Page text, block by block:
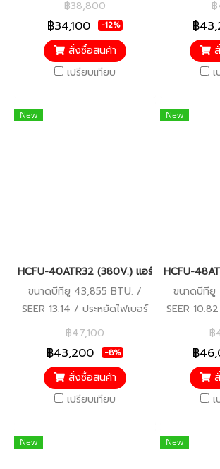
ปี อะไหล่อื่นๆ 5 ปี
฿38,800
฿34,100 -12%
สั่งซื้อสินค้า
เปรียบเทียบ
ปี อะ
฿
฿
New
HCFU-40ATR32 (380V.) แอร์ไฮเออร์
ขนาดบีทียู 43,855 BTU. /
SEER 13.14 / ประหยัดไฟเบอร์
5 / รับประกันคอมเพรสเซอร์ 5
ปี อะไหล่อื่นๆ 5 ปี
฿47,100
฿43,200 -8%
สั่งซื้อสินค้า
เปรียบเทียบ
New
HCFU-
ขนาดบีทียู
SEER
5 / รับประ
ปี อะ
฿
฿
New New